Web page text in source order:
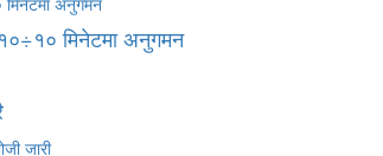
१०÷१० मिनेटमा अनुगमन